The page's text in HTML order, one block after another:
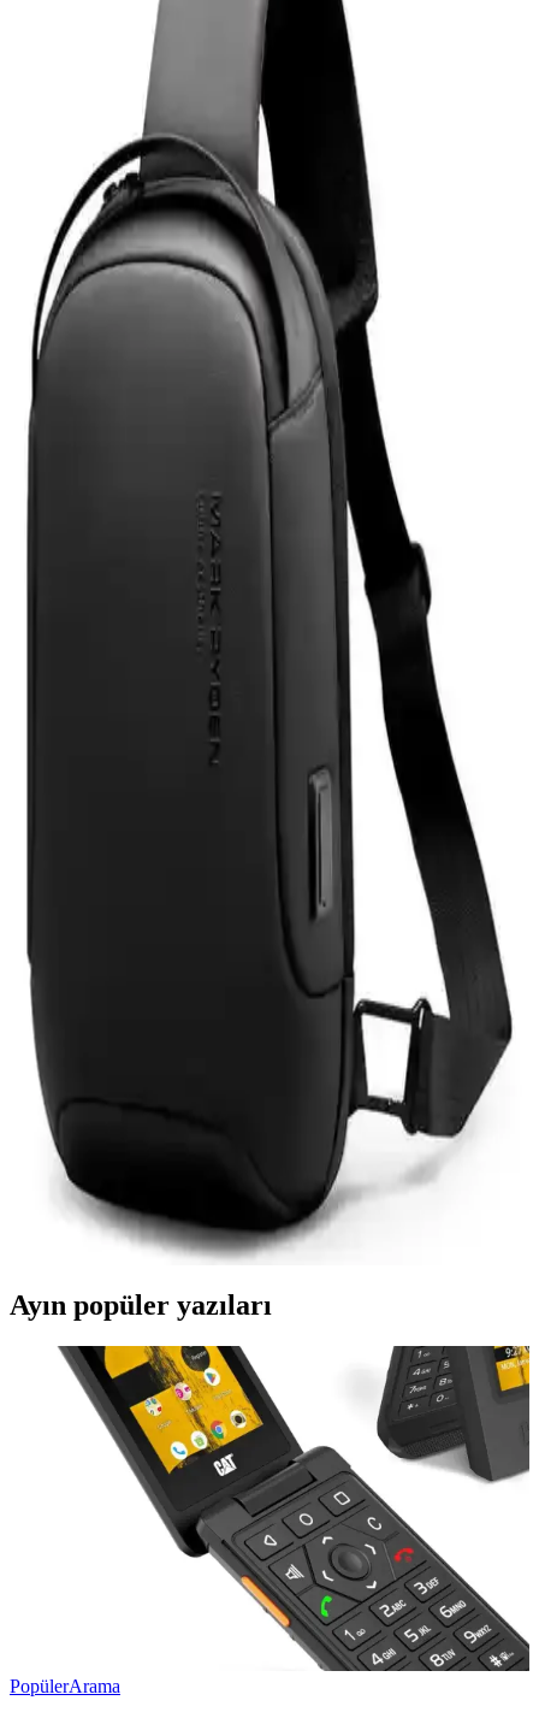
X810 modeline özel tasarımıyla yüksek dayanıklılık ve estetik sunar.
Çizilmelere karşı dirençli, kolay uygulanabilir ve kullanımı rahat bir
Techmaster Samsung Galaxy Fit 2 R220 Silikon
Kayış İncelemesi ve Kullanıcı Deneyimleri
Samsung Galaxy Fit 2 R220 için Techmaster silikon kayış, hafifliği
ve renk seçenekleriyle günlük kullanım ve spor aktivitelerine uygun,
kolay montajlı ve yüksek kullanıcı memnuniyetine sahip bir
aksesuar.
Z-Mobile MacBook Air M2 ve M3 13.6 İnç Koruma
Seti Detaylı İnceleme ve Analiz
Z-Mobile'ın MacBook Air M2 ve M3 modelleriyle uyumlu 13.6 inç
koruma seti, şeffaf tasarımı ve dayanıklı malzemeleriyle cihazınızı
estetik ve güvenle korur, kullanıcı memnuniyetini artırır.
MobaxAksesuar Apple Watch 10 42mm dayanıklı
ve estetik fonksiyonel kordon seçeneği
MobaxAksesuar Apple Watch 10 42mm, dayanıklı hasır tasarımı ve
yüksek malzeme kalitesiyle şık ve fonksiyonel bir aksesuar sunar.
Ayarlanabilir yapısı ve suya dayanıklı özelliğiyle günlük ve spor
aktivitelerine uygun konfor sağlar.
Sounders Profesyonel Ses Sistemleri 16 cm Oto
Hoparlör Yükseltici Altlığı Ürün İncelemesi
Sounders markasının 16 cm hoparlörler için tasarlanmış dayanıklı
plastik altlığı, estetik kahverengi tasarımıyla araç içi ses kalitenizi
artırır, montaj kolaylığı sağlar ve uzun ömürlü kullanım sunar.
Apple iPad Mini 7 A17 Pro Uyumlu Temperli Cam
Ekran Koruyucu İnceleme ve Kullanıcı Yorumları
Apple iPad Mini 7 A17 Pro uyumlu temperli cam ekran koruyucu,
yüksek dayanıklılığı ve kolay uygulamasıyla ekranınızı çizik ve
darbelere karşı korur, görüntü kalitesini etkilemez.
Asfal Apple Watch Uyumlu 42-49 mm Kordonlar
Detaylı İnceleme ve Özellikleri
Asfal markasının Apple Watch uyumlu, çeşitli renk ve boyut
seçenekleriyle yüksek kaliteli kordonları, estetik ve dayanıklılık
sunarak kullanım konforu sağlar.
Mark Ryden Lexus MR-7510 USB Şarj Portlu
Omuz Çantası İnceleme ve Özellikleri
Lexus MR-7510, suya dayanıklı Oxford kumaş, USB şarj portu ve
düzenleyici cepleriyle günlük kullanımda pratik ve şık bir omuz
Ayın popüler yazıları
PopülerArama